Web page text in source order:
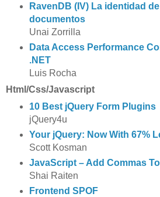
RavenDB (IV) La identidad
documentos
Unai Zorrilla
Data Access Performance
.NET
Luis Rocha
Html/Css/Javascript
10 Best jQuery Form Plugins
jQuery4u
Your jQuery: Now With 67%
Scott Kosman
JavaScript – Add Commas
Shai Raiten
Frontend SPOF